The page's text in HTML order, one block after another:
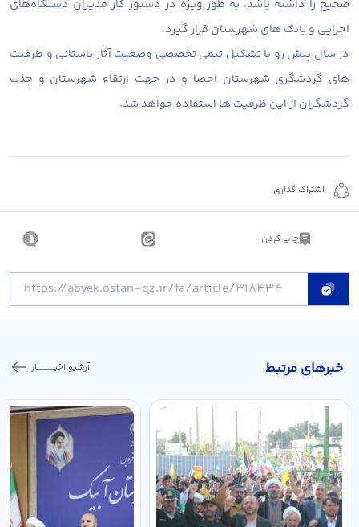
صحیح را داشته باشد، به طور ویژه در دستور کار مدیران دستگاه‌های
اجرایی و بانک های شهرستان قرار گیرد.
در سال پیش رو با تشکیل تیمی تخصصی وضعیت آثار باستانی و ظرفیت
های گردشگری شهرستان احصا و در جهت ارتقاء شهرستان و جذب
گردشگران از این ظرفیت ها استفاده خواهد شد.
اشتراک گذاری
چاپ کردن
خبر‌های مرتبط آرشیو اخبـــــــــــار